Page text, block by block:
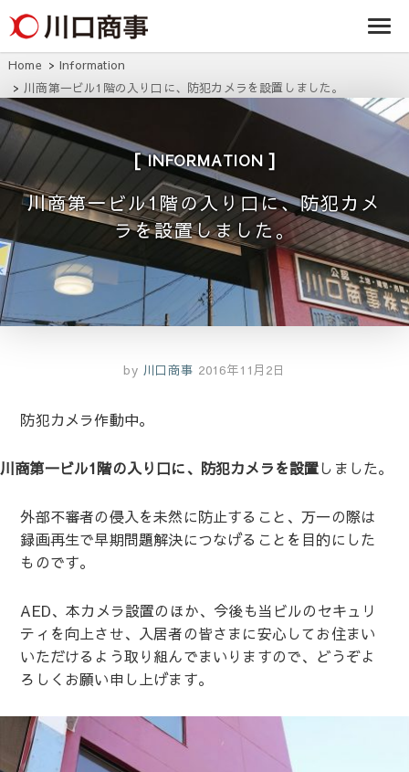
事株式
会社
アパート・マンシ
ョン・マンショ
ン・店舗・事務所
社
Home
Information
川商第一ビル1階の入り口に、防犯カメラを設置しました。
INFORMATION
川商第一ビル1階の入り口に、防犯カメ
ラを設置しました。
by 川口商事 2016年11月2日
防犯カメラ作動中。
川商第一ビル1階の入り口に、防犯カメラを設置しました。
外部不審者の侵入を未然に防止すること、万一の際は
録画再生で早期問題解決につなげることを目的にした
ものです。
AED、本カメラ設置のほか、今後も当ビルのセキュリ
ティを向上させ、入居者の皆さまに安心してお住まい
いただけるよう取り組んでまいりますので、どうぞよ
ろしくお願い申し上げます。